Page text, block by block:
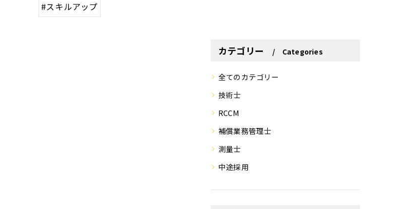
#スキルアップ
カテゴリー Categories
全てのカテゴリー
技術士
RCCM
補償業務管理士
測量士
中途採用